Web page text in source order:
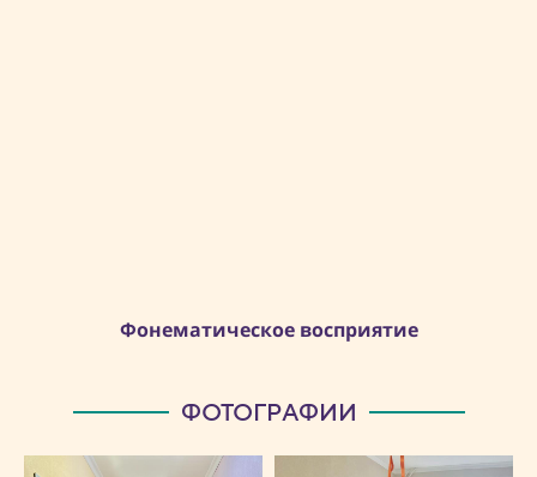
Фонематическое восприятие
ФОТОГРАФИИ